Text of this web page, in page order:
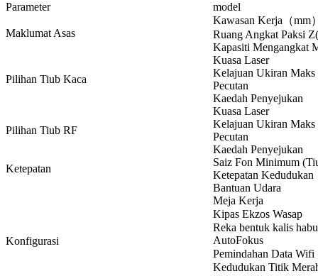
Parameter model
Maklumat Asas
Kawasan Kerja（mm
Ruang Angkat Paksi
Kapasiti Mengangkat
Pilihan Tiub Kaca
Kuasa Laser
Kelajuan Ukiran Maks
Pecutan
Kaedah Penyejukan
Pilihan Tiub RF
Kuasa Laser
Kelajuan Ukiran Maks
Pecutan
Kaedah Penyejukan
Ketepatan
Saiz Fon Minimum
Ketepatan Kedudukan
Konfigurasi
Bantuan Udara
Meja Kerja
Kipas Ekzos Wasap
Reka bentuk kalis
AutoFokus
Pemindahan Data Wifi
Kedudukan Titik